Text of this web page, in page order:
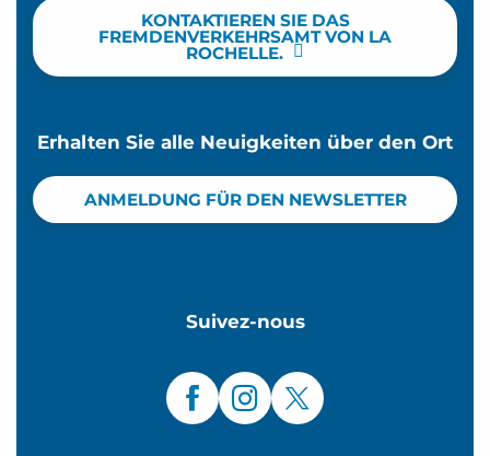
KONTAKTIEREN SIE DAS
FREMDENVERKEHRSAMT VON LA
ROCHELLE.
Erhalten Sie alle Neuigkeiten über den Ort
ANMELDUNG FÜR DEN NEWSLETTER
Suivez-nous